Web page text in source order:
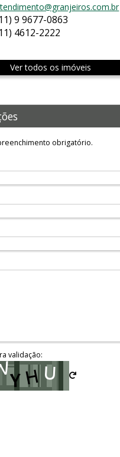
9 9677-0863
4612-2222
Ver todos os imóveis
obrigatório.
validação: